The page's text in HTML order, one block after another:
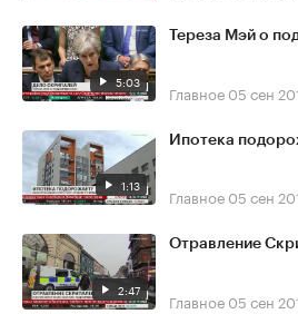
5:03
Тереза Мэй о
Главное 05 сен
1:13
Ипотека
Главное 05 сен
2:47
Отравление
Главное 05 сен